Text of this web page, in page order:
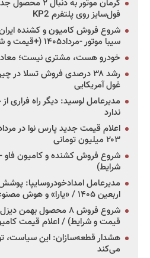
فول‌سایز روی پلتفرم KP2
شروع فروش کامیون و کشنده
سیبا موتور -مرداد۱۴۰۵ (+قیمت و شرایط)
خودرو هست، مشتری نیست؛ معادله
رشد ۳۸ درصدی فروش تسلا
غول آمریکایی
مدیرعامل لوسید: دیگر راه فراری
ندارد
۲۰۳ میلیون تومانی
شرایط)
اربعین ۱۴۰۵ / «یارا» و هوش مصنوعی به خدمت زائران آمد
قیمت و شرایط) / اعلام قیمت کامیونت فورس
هشدار قطعه‌سازان: این سیاست،
می‌کند